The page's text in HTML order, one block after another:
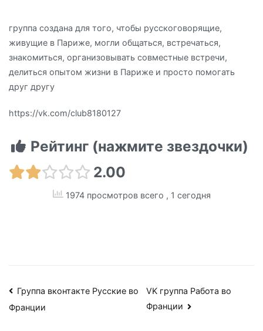
группа создана для того, чтобы русскоговорящие,
живущие в Париже, могли общаться, встречаться,
знакомиться, организовывать совместные встречи,
делиться опытом жизни в Париже и просто помогать
друг другу
https://vk.com/club8180127
Рейтинг (нажмите звездочки)
2.00
1974 просмотров всего , 1 сегодня
Навигация
по
Группа вконтакте Русские во
Франции
VK группа Работа во
Франции